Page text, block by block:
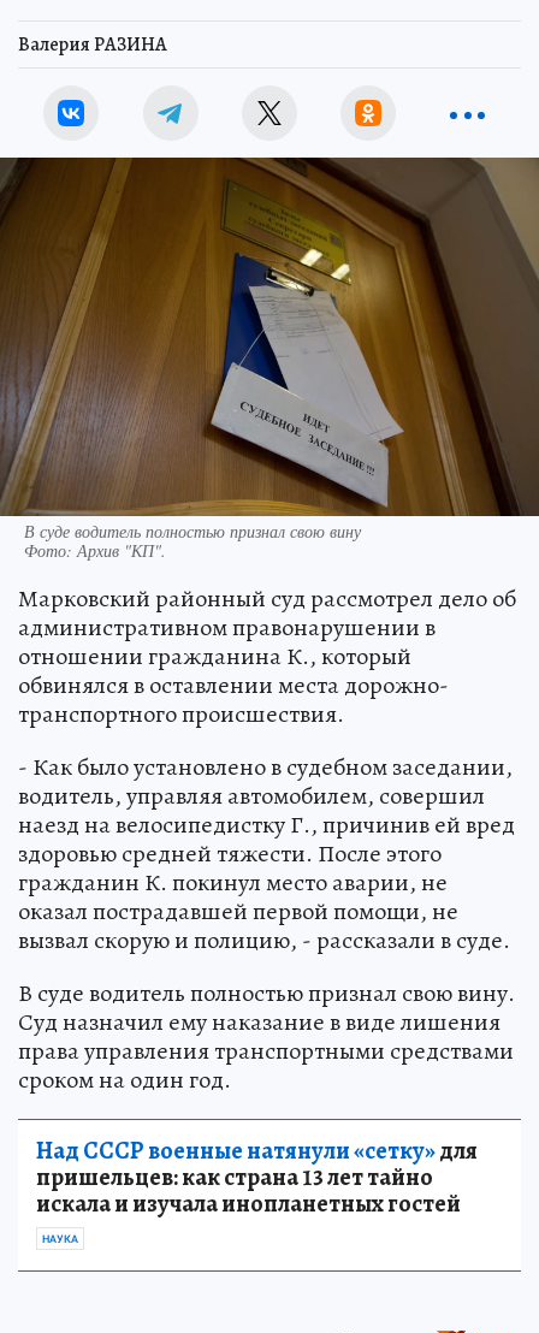
Валерия РАЗИНА
В суде водитель полностью признал свою вину
Фото:Архив "КП".
Марковский районный суд рассмотрел дело об
административном правонарушении в
отношении гражданина К., который
обвинялся в оставлении места дорожно-
транспортного происшествия.
- Как было установлено в судебном заседании,
водитель, управляя автомобилем, совершил
наезд на велосипедистку Г., причинив ей вред
здоровью средней тяжести. После этого
гражданин К. покинул место аварии, не
оказал пострадавшей первой помощи, не
вызвал скорую и полицию, - рассказали в суде.
В суде водитель полностью признал свою вину.
Суд назначил ему наказание в виде лишения
права управления транспортными средствами
сроком на один год.
Над СССР военные натянули «сетку»для
пришельцев: как страна 13 лет тайно
искала и изучала инопланетных гостей
НАУКА